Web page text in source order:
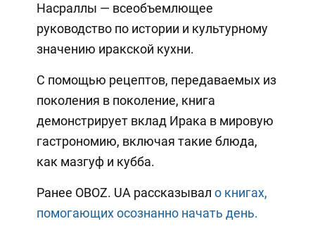
Насраллы — всеобъемлющее
руководство по истории и культурному
значению иракской кухни.
С помощью рецептов, передаваемых из
поколения в поколение, книга
демонстрирует вклад Ирака в мировую
гастрономию, включая такие блюда,
как мазгуф и кубба.
Ранее OBOZ. UA рассказывал о книгах,
помогающих осознанно начать день.